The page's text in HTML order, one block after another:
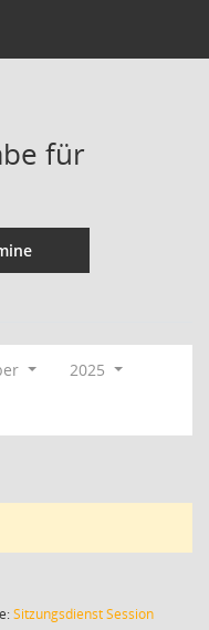
für
2025
SitzungsdienstSession(Wird in